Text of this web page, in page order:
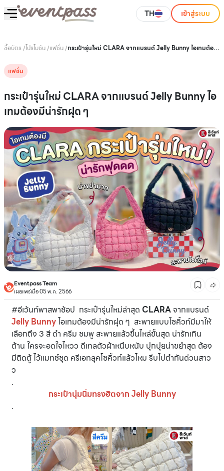
TH เข้าสู่ระบบ
ซื้อบัตร /โปรโมชัน/แฟชั่น/กระเป๋ารุ่นใหม่ CLARA จากแบรนด์ Jelly Bunny ไอเทมต้อง
แฟชั่น
กระเป๋ารุ่นใหม่ CLARA จากแบรนด์ Jelly Bunny ไอ
เทมต้องมีน่ารักฝุด ๆ
Eventpass Team
เผยแพร่เมื่อ 05 พ.ค. 2566
#อีเว้นท์พาสพาช้อป กระเป๋ารุ่นใหม่ล่าสุด CLARAจากแบรนด์
Jelly Bunnyไอเทมต้องมีน่ารักฝุด ๆ สะพายแบบโซคิ้วท์มีมาให้
เลือกถึง 3 สี ดำ ครีม ชมพู สะพายแล้วขึ้นไหล่ขั้นสุด น่ารักเกิน
ต้าน ใครจะอดใจไหวว ดีเทลตัวผ้าหนึบหนับ ปุกปุยน่าขยำสุด ต้อง
มีติดตู้ ไว้แมทช์ชุด ครีเอทลุคโซคิ้วท์แล้วไหม รีบไปตำกันด่วนสาว
ว
.
กระเป๋านุ่มนิ่มทรงฮิตจาก Jelly Bunny
.